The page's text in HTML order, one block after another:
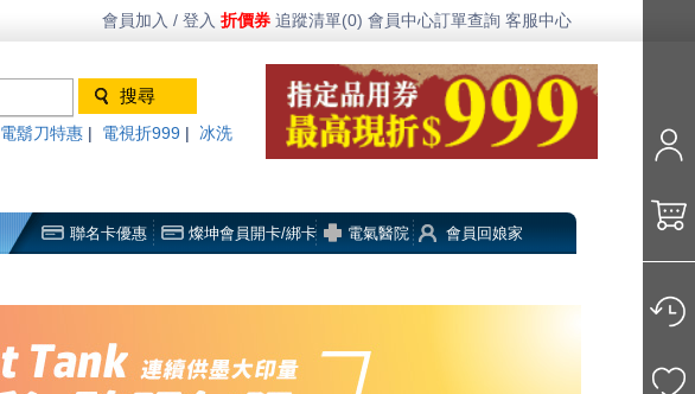
會員加入 / 登入 折價券 追蹤清單(0) 會員中心訂單查詢 客服中心
電鬍刀特惠 電視折999
冰洗
聯名卡優惠 燦坤會員開卡/綁卡 電氣醫院 會員回娘家